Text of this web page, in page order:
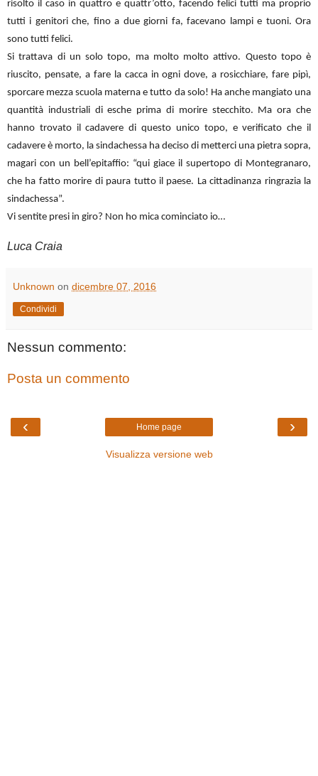
risolto il caso in quattro e quattr’otto, facendo felici tutti ma proprio
tutti i genitori che, fino a due giorni fa, facevano lampi e tuoni. Ora
sono tutti felici.
Si trattava di un solo topo, ma molto molto attivo. Questo topo è
riuscito, pensate, a fare la cacca in ogni dove, a rosicchiare, fare pipì,
sporcare mezza scuola materna e tutto da solo! Ha anche mangiato una
quantità industriali di esche prima di morire stecchito. Ma ora che
hanno trovato il cadavere di questo unico topo, e verificato che il
cadavere è morto, la sindachessa ha deciso di metterci una pietra sopra,
magari con un bell’epitaffio: “qui giace il supertopo di Montegranaro,
che ha fatto morire di paura tutto il paese. La cittadinanza ringrazia la
sindachessa”.
Vi sentite presi in giro? Non ho mica cominciato io…
Luca Craia
Unknown on dicembre 07, 2016
Condividi
Nessun commento:
Posta un commento
‹ ›
Home page
Visualizza versione web